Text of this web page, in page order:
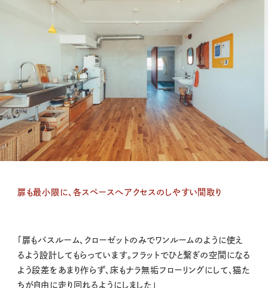
扉も最小限に、各スペースへアクセスのしやすい間取り
「扉もバスルーム、クローゼットのみでワンルームのように使え
るよう設計してもらっています。フラットでひと繋ぎの空間になる
よう段差をあまり作らず、床もナラ無垢フローリングにして、猫た
ちが自由に走り回れるようにしました」